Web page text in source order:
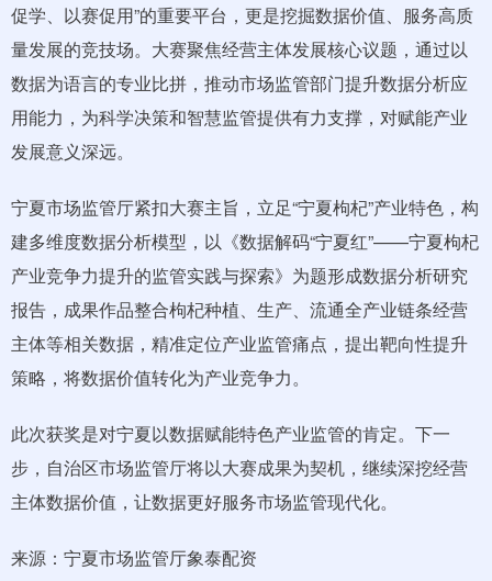
促学、以赛促用”的重要平台，更是挖掘数据价值、服务高质
量发展的竞技场。大赛聚焦经营主体发展核心议题，通过以
数据为语言的专业比拼，推动市场监管部门提升数据分析应
用能力，为科学决策和智慧监管提供有力支撑，对赋能产业
发展意义深远。
宁夏市场监管厅紧扣大赛主旨，立足“宁夏枸杞”产业特色，构
建多维度数据分析模型，以《数据解码“宁夏红”——宁夏枸杞
产业竞争力提升的监管实践与探索》为题形成数据分析研究
报告，成果作品整合枸杞种植、生产、流通全产业链条经营
主体等相关数据，精准定位产业监管痛点，提出靶向性提升
策略，将数据价值转化为产业竞争力。
此次获奖是对宁夏以数据赋能特色产业监管的肯定。下一
步，自治区市场监管厅将以大赛成果为契机，继续深挖经营
主体数据价值，让数据更好服务市场监管现代化。
来源：宁夏市场监管厅象泰配资